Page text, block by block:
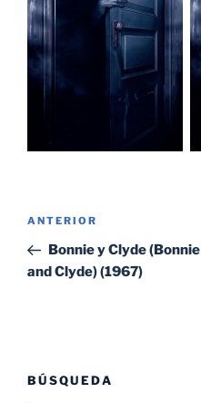
Navegación
entradas
Entrada
anterior:
ANTERIOR
Bonnie y Clyde (Bonnie
and Clyde) (1967)
BÚSQUEDA